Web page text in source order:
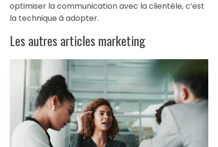
optimiser la communication avec la clientèle, c’est
la technique à adopter.
Les autres articles marketing